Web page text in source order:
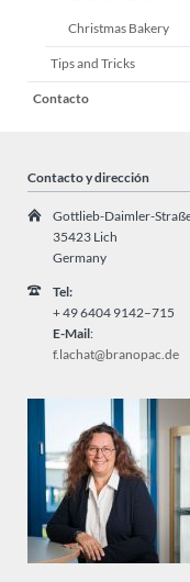
Christmas Bakery
Tips and Tricks
Contacto
Contacto y dirección
Gottlieb-Daimler-
35423 Lich
Germany
Tel:
+ 496404 9142–715
E-Mail:
f.lachat@branopac.de